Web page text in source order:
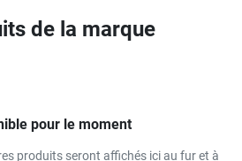
de la marque
pour le moment
produits seront affichés ici au fur et à